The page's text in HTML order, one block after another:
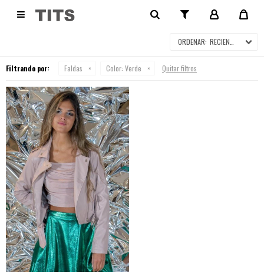
 FALDAS
RECIENTES
Filtrando por: Faldas Color: Verde Quitar filtros